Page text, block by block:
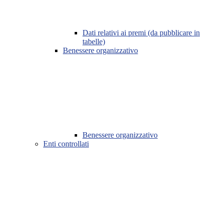
Dati relativi ai premi (da pubblicare in
tabelle)
Benessere organizzativo
Benessere organizzativo
Enti controllati